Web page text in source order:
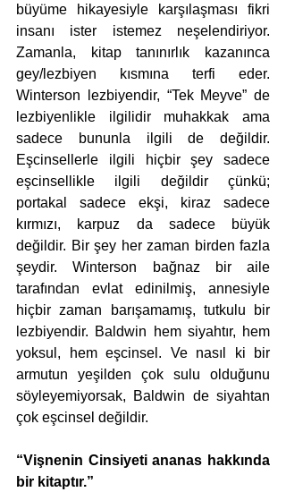
büyüme hikayesiyle karşılaşması fikri
insanı ister istemez neşelendiriyor.
Zamanla, kitap tanınırlık kazanınca
gey/lezbiyen kısmına terfi eder.
Winterson lezbiyendir, “Tek Meyve” de
lezbiyenlikle ilgilidir muhakkak ama
sadece bununla ilgili de değildir.
Eşcinsellerle ilgili hiçbir şey sadece
eşcinsellikle ilgili değildir çünkü;
portakal sadece ekşi, kiraz sadece
kırmızı, karpuz da sadece büyük
değildir. Bir şey her zaman birden fazla
şeydir. Winterson bağnaz bir aile
tarafından evlat edinilmiş, annesiyle
hiçbir zaman barışamamış, tutkulu bir
lezbiyendir. Baldwin hem siyahtır, hem
yoksul, hem eşcinsel. Ve nasıl ki bir
armutun yeşilden çok sulu olduğunu
söyleyemiyorsak, Baldwin de siyahtan
çok eşcinsel değildir.
“Vişnenin Cinsiyeti ananas hakkında
bir kitaptır.”